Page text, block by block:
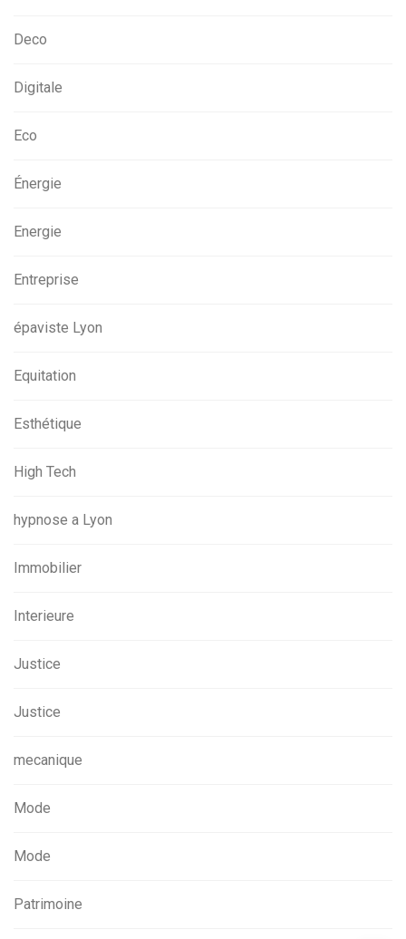
Deco
Digitale
Eco
Énergie
Energie
Entreprise
épaviste Lyon
Equitation
Esthétique
High Tech
hypnose a Lyon
Immobilier
Interieure
Justice
Justice
mecanique
Mode
Mode
Patrimoine